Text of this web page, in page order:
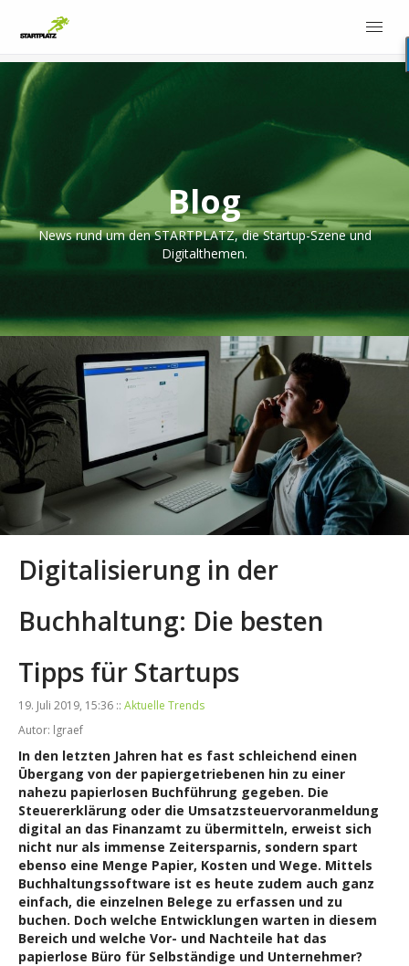
Blog
News rund um den STARTPLATZ, die Startup-Szene und
Digitalthemen.
Digitalisierung in der
Buchhaltung: Die besten
Tipps für Startups
19. Juli 2019, 15:36 :: Aktuelle Trends
Autor: lgraef
In den letzten Jahren hat es fast schleichend einen
Übergang von der papiergetriebenen hin zu einer
nahezu papierlosen Buchführung gegeben. Die
Steuererklärung oder die Umsatzsteuervoranmeldung
digital an das Finanzamt zu übermitteln, erweist sich
nicht nur als immense Zeitersparnis, sondern spart
ebenso eine Menge Papier, Kosten und Wege. Mittels
Buchhaltungssoftware ist es heute zudem auch ganz
einfach, die einzelnen Belege zu erfassen und zu
buchen. Doch welche Entwicklungen warten in diesem
Bereich und welche Vor- und Nachteile hat das
papierlose Büro für Selbständige und Unternehmer?